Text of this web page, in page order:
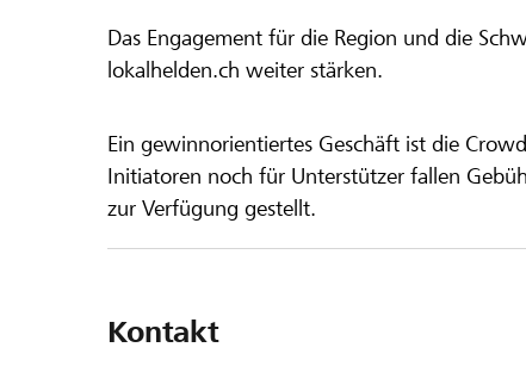
Das Engagement für die Region und die
lokalhelden.ch weiter stärken.
Ein gewinnorientiertes Geschäft ist die
Initiatoren noch für Unterstützer fallen
zur Verfügung gestellt.
Kontakt